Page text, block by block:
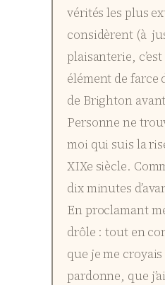
vérités les plus
considèrent (à
plaisanterie,
élément de farce
de Brighton
Personne ne
moi qui suis la
XIXe siècle.
dix minutes
En proclamant
drôle : tout en
que je me
pardonne, que